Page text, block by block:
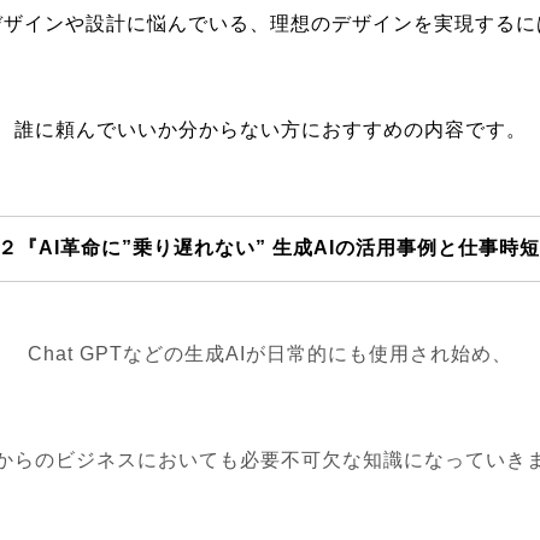
ザインや設計に悩んでいる、理想のデザインを実現するに
誰に頼んでいいか分からない方におすすめの内容です。
『AI革命に”乗り遅れない” 生成AIの活用事例と仕事時短
Chat GPTなどの生成AIが日常的にも使用され始め、
らの ビジネスにおいても必要不可欠な知識になっていき